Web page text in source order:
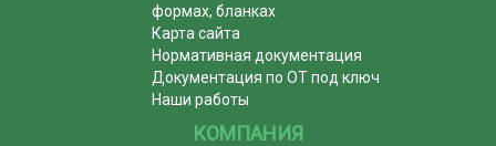
формах, бланках
Карта сайта
Нормативная документация
Документация по ОТ под ключ
Наши работы
КОМПАНИЯ